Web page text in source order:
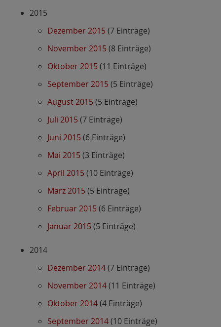
2015
Dezember 2015(7 Einträge)
November 2015(8 Einträge)
Oktober 2015(11 Einträge)
September 2015(5 Einträge)
August 2015(5 Einträge)
Juli 2015(7 Einträge)
Juni 2015(6 Einträge)
Mai 2015(3 Einträge)
April 2015(10 Einträge)
März 2015(5 Einträge)
Februar 2015(6 Einträge)
Januar 2015(5 Einträge)
2014
Dezember 2014(7 Einträge)
November 2014(11 Einträge)
Oktober 2014(4 Einträge)
September 2014(10 Einträge)